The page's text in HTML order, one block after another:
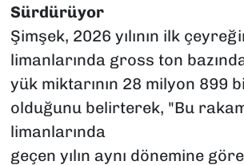
Sürdürüyor
Şimşek, 2026 yılının ilk
limanlarında gross ton
yük miktarının 28 milyon 899
olduğunu belirterek, "Bu
limanlarında
geçen yılın aynı dönemine